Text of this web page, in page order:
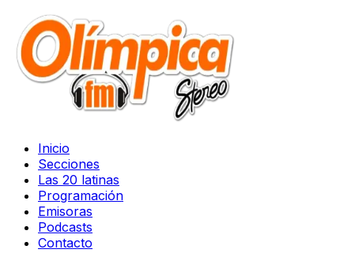
Inicio
Secciones
Las 20 latinas
Programación
Emisoras
Podcasts
Contacto